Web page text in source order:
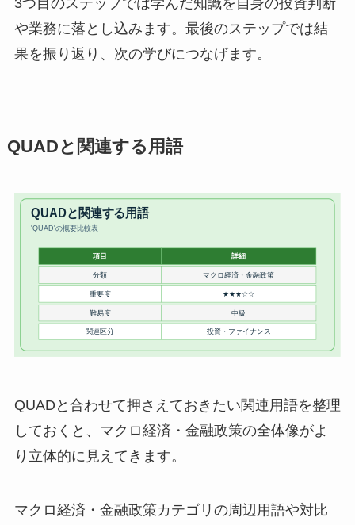
3つ目のステップでは学んだ知識を自身の投資判断
や業務に落とし込みます。最後のステップでは結
果を振り返り、次の学びにつなげます。
QUADと関連する用語
QUADと合わせて押さえておきたい関連用語を整理
しておくと、マクロ経済・金融政策の全体像がよ
り立体的に見えてきます。
マクロ経済・金融政策カテゴリの周辺用語や対比